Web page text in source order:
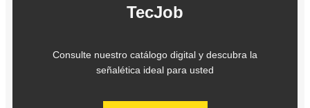
TecJob
Consulte nuestro catálogo digital y descubra la
señalética ideal para usted